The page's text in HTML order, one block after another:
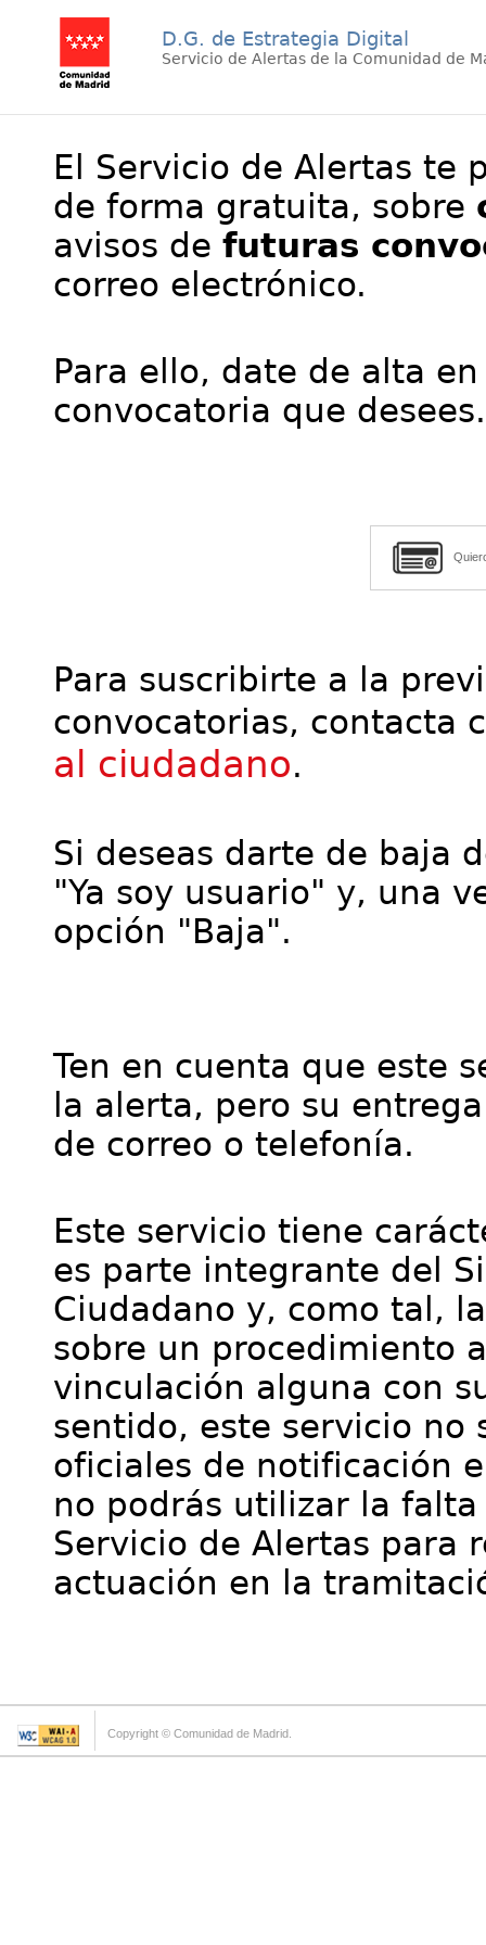
D.G. de Estrategia Digital
Servicio de Alertas de la Comunidad de
El Servicio de Alertas te
de forma gratuita, sobre
avisos de futuras
correo electrónico.
Para ello, date de alta
convocatoria que desees.
Para suscribirte a la
convocatorias, contacta
al ciudadano.
Si deseas darte de baja
"Ya soy usuario" y, una
opción "Baja".
Ten en cuenta que este
la alerta, pero su
de correo o telefonía.
Este servicio tiene
es parte integrante del
Ciudadano y, como tal,
sobre un procedimiento
vinculación alguna con
sentido, este servicio no
oficiales de notificación
no podrás utilizar la
Servicio de Alertas para
actuación en la
Copyright © Comunidad de Madrid.